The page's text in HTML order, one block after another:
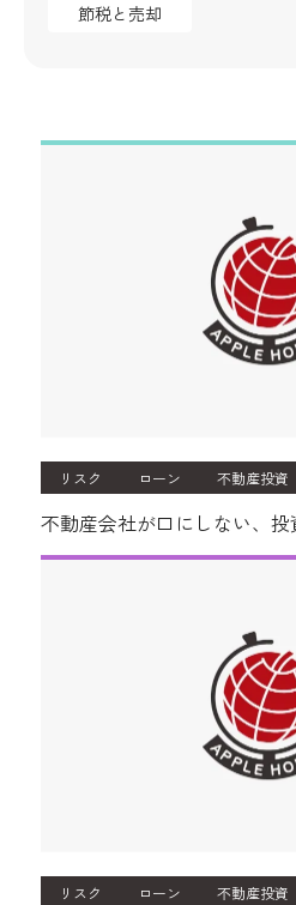
節税と売却
リスク ローン 不動産投資
不動産会社が口にしない、
リスク ローン 不動産投資